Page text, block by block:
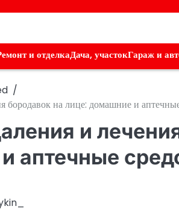
и отделкаДача, участокГараж и
бородавок на лице: домашние и
и
аптечные